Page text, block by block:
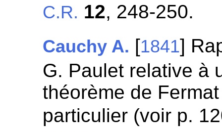
C.R. 12, 248-250.
Cauchy A. [1841]
G. Paulet relative à
théorème de
particulier (voir p.